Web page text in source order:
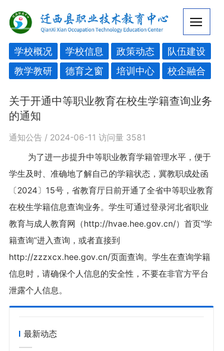
学校概况 学校信息 政策动态
队伍建设
教学教研
德育之窗 培训中心 校企融合
关于开通中等职业教育在校生学籍查询业务
的通知
通知公告 / 2024-06-11 访问量 3581
为了进一步提升中等职业教育学籍管理水平，便于
学生及时、准确地了解自己的学籍状态，冀教职成处函
〔2024〕15号，省教育厅日前开通了全省中等职业教育
在校生学籍信息查询业务。学生可通过登录河北省职业
教育与成人教育网（http://hvae.hee.gov.cn/）首页“学
籍查询”进入查询，或者直接到
http://zzzxcx.hee.gov.cn/页面查询。学生在查询学籍
信息时，请确保个人信息的安全性，不要在非官方平台
泄露个人信息。
最新动态